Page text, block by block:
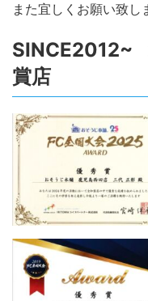
また宜しくお願い致し
SINCE2012~
賞店